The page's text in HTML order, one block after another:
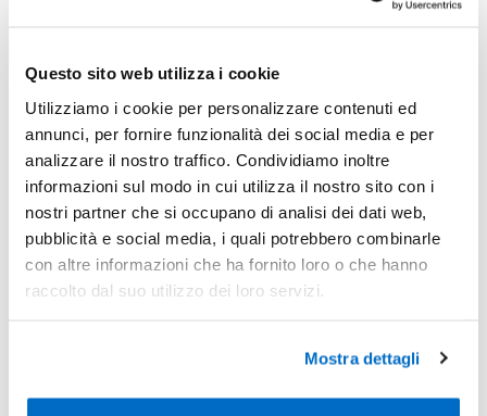
Questo sito web utilizza i cookie
Utilizziamo i cookie per personalizzare contenuti ed
annunci, per fornire funzionalità dei social media e per
analizzare il nostro traffico. Condividiamo inoltre
informazioni sul modo in cui utilizza il nostro sito con i
nostri partner che si occupano di analisi dei dati web,
pubblicità e social media, i quali potrebbero combinarle
con altre informazioni che ha fornito loro o che hanno
raccolto dal suo utilizzo dei loro servizi.
Mostra dettagli
Pezzi 100 -25%
Pezzi 500 -43% € 0,88
Pezzi 1000 -46%
*Prezzi prodotto per quantità merce neutra e prezzi IVA
Non trovi la quantità in tabella?Calcola il preventivo
Quantità consigliata